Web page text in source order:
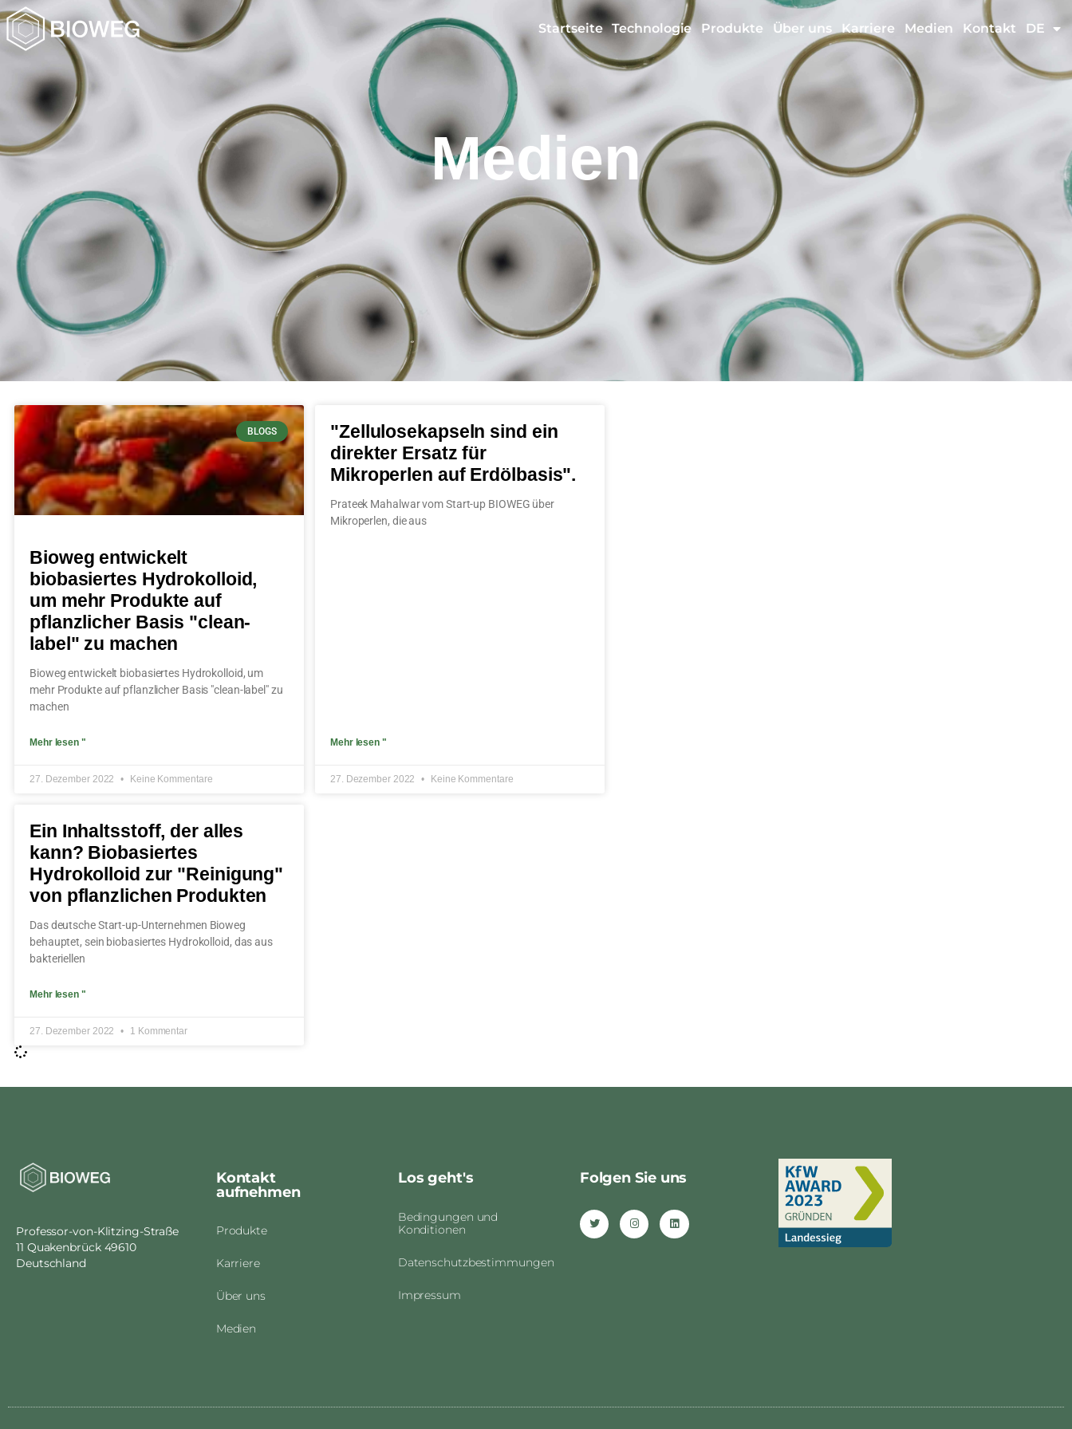
Startseite Technologie Produkte Über uns Karriere Medien Kontakt DE
Medien
BLOGS
Bioweg entwickelt
biobasiertes Hydrokolloid,
um mehr Produkte auf
pflanzlicher Basis "clean-
label" zu machen
Bioweg entwickelt biobasiertes Hydrokolloid, um
mehr Produkte auf pflanzlicher Basis "clean-label" zu
machen
Mehr lesen "
27. Dezember 2022 Keine Kommentare
"Zellulosekapseln sind ein
direkter Ersatz für
Mikroperlen auf Erdölbasis".
Prateek Mahalwar vom Start-up BIOWEG über
Mikroperlen, die aus
Mehr lesen "
27. Dezember 2022 Keine Kommentare
Ein Inhaltsstoff, der alles
kann? Biobasiertes
Hydrokolloid zur "Reinigung"
von pflanzlichen Produkten
Das deutsche Start-up-Unternehmen Bioweg
behauptet, sein biobasiertes Hydrokolloid, das aus
bakteriellen
Mehr lesen "
27. Dezember 2022 1 Kommentar
Professor-von-Klitzing-Straße
11 Quakenbrück 49610
Deutschland
Kontakt
aufnehmen
Produkte
Karriere
Über uns
Medien
Los geht's
Bedingungen und
Konditionen
Datenschutzbestimmungen
Impressum
Folgen Sie uns